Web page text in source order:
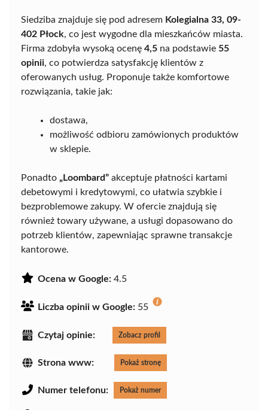
Siedziba znajduje się pod adresem Kolegialna 33, 09-
402 Płock, co jest wygodne dla mieszkańców miasta.
Firma zdobyła wysoką ocenę 4,5 na podstawie 55
opinii, co potwierdza satysfakcję klientów z
oferowanych usług. Proponuje także komfortowe
rozwiązania, takie jak:
dostawa,
możliwość odbioru zamówionych produktów
w sklepie.
Ponadto „Loombard” akceptuje płatności kartami
debetowymi i kredytowymi, co ułatwia szybkie i
bezproblemowe zakupy. W ofercie znajdują się
również towary używane, a usługi dopasowano do
potrzeb klientów, zapewniając sprawne transakcje
kantorowe.
Ocena w Google: 4.5
Liczba opinii w Google: 55
Czytaj opinie: Zobacz profil
Strona www: Pokaż stronę
Numer telefonu: Pokaż numer